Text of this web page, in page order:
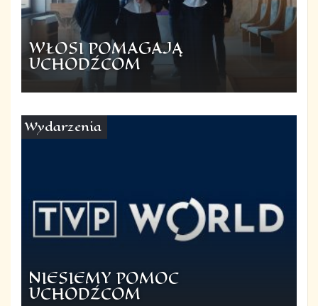
WŁOSI POMAGAJĄ
UCHODŹCOM
NIESIEMY POMOC
UCHODŹCOM
Wydarzenia